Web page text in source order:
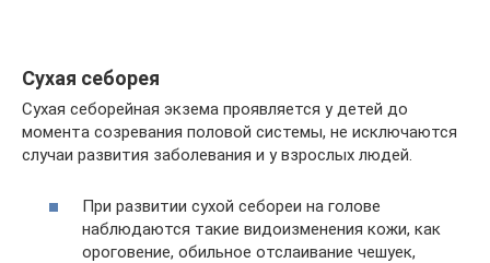
Сухая себорея
Сухая себорейная экзема проявляется у детей до
момента созревания половой системы, не исключаются
случаи развития заболевания и у взрослых людей.
При развитии сухой себореи на голове
наблюдаются такие видоизменения кожи, как
ороговение, обильное отслаивание чешуек,